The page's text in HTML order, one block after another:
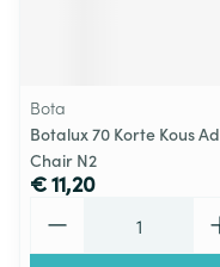
Bota
Botalux 70 Korte Kous Ad
Chair N2
€ 11,20